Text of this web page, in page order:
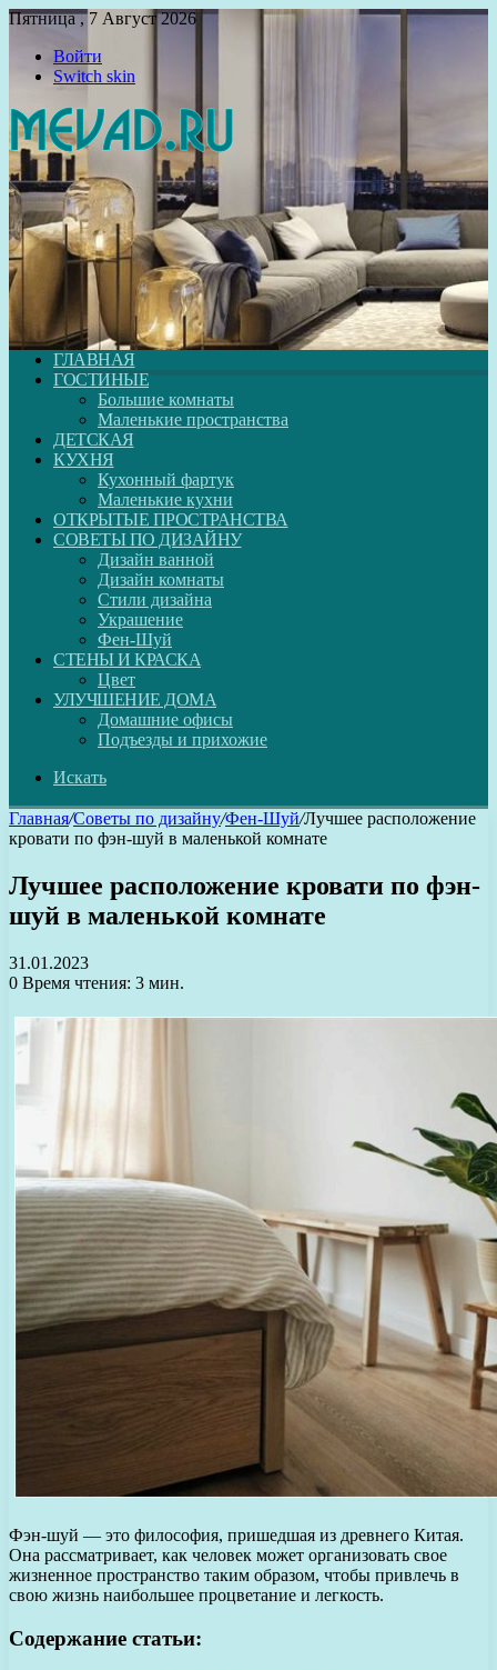
Пятница , 7 Август 2026
Войти
Switch skin
ГЛАВНАЯ
ГОСТИНЫЕ
Большие комнаты
Маленькие пространства
ДЕТСКАЯ
КУХНЯ
Кухонный фартук
Маленькие кухни
ОТКРЫТЫЕ ПРОСТРАНСТВА
СОВЕТЫ ПО ДИЗАЙНУ
Дизайн ванной
Дизайн комнаты
Стили дизайна
Украшение
Фен-Шуй
СТЕНЫ И КРАСКА
Цвет
УЛУЧШЕНИЕ ДОМА
Домашние офисы
Подъезды и прихожие
Искать
Главная/Советы по дизайну/Фен-Шуй/Лучшее расположение
кровати по фэн-шуй в маленькой комнате
Лучшее расположение кровати по фэн-
шуй в маленькой комнате
31.01.2023
0 Время чтения: 3 мин.
Фэн-шуй — это философия, пришедшая из древнего Китая.
Она рассматривает, как человек может организовать свое
жизненное пространство таким образом, чтобы привлечь в
свою жизнь наибольшее процветание и легкость.
Содержание статьи: